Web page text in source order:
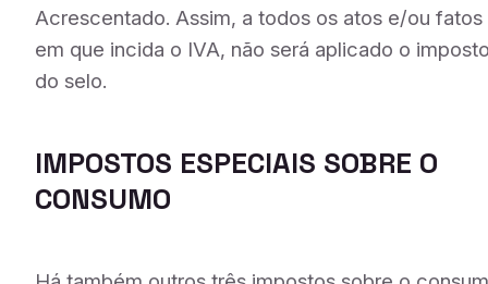
Acrescentado. Assim, a todos os atos e/ou fatos
em que incida o IVA, não será aplicado o
do selo.
IMPOSTOS ESPECIAIS SOBRE O
CONSUMO